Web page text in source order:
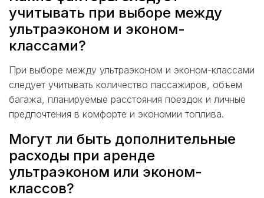
учитывать при выборе между
ультраэконом и эконом-
классами?
При выборе между ультраэконом и эконом-классами
следует учитывать количество пассажиров, объем
багажа, планируемые расстояния поездок и личные
предпочтения в комфорте и экономии топлива.
Могут ли быть дополнительные
расходы при аренде
ультраэконом или эконом-
классов?